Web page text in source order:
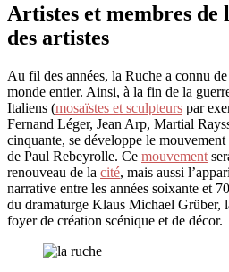
Artistes et membres de
des artistes
Au fil des années, la Ruche a connu
monde entier. Ainsi, à la fin de la
Italiens (mosaïstes et sculpteurs par
Fernand Léger, Jean Arp, Martial
cinquante, se développe le
de Paul Rebeyrolle. Ce mouvement
renouveau de la cité, mais aussi
narrative entre les années soixante et
du dramaturge Klaus Michael Grüber,
foyer de création scénique et de décor.